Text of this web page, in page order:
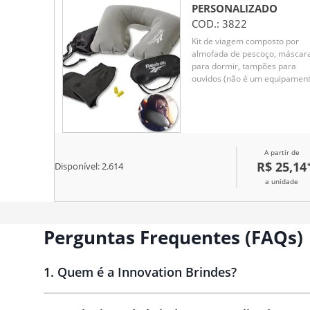
PERSONALIZADO
COD.: 3822
Kit de viagem composto por
almofada de pescoço,
para dormir, tampões para
ouvidos (não é um
Disponível:2.614
A partir de
R$ 25,14*
a unidade
Perguntas Frequentes (FAQs)
1. Quem é a Innovation Brindes?